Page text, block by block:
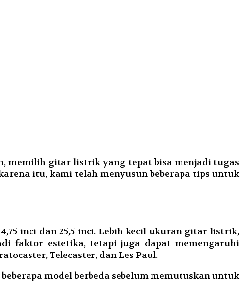
memilih gitar listrik yang tepat bisa menjadi tugas
itu, kami telah menyusun beberapa tips untuk
inci dan 25,5 inci. Lebih kecil ukuran gitar listrik,
faktor estetika, tetapi juga dapat memengaruhi
Telecaster, dan Les Paul.
model berbeda sebelum memutuskan untuk